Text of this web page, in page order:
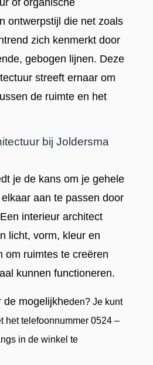
of organische
ontwerpstijl die net zoals
zich kenmerkt door
gebogen lijnen. Deze
streeft ernaar om
de ruimte en het
bij Joldersma
je de kans om je gehele
aan te passen door
interieur architect
licht, vorm, kleur en
om ruimtes te creëren
kunnen functioneren.
de mogelijkheden? Je kunt
het telefoonnummer 0524 –
in de winkel te